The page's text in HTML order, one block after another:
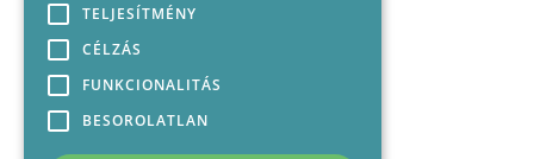
TELJESÍTMÉNY
CÉLZÁS
FUNKCIONALITÁS
BESOROLATLAN